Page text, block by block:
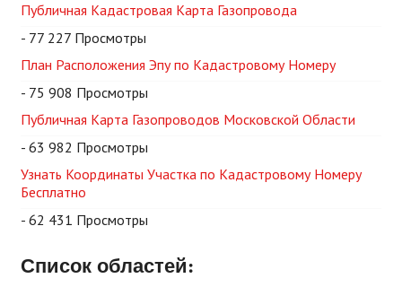
Публичная Кадастровая Карта Газопровода
- 77 227 Просмотры
План Расположения Эпу по Кадастровому Номеру
- 75 908 Просмотры
Публичная Карта Газопроводов Московской Области
- 63 982 Просмотры
Узнать Координаты Участка по Кадастровому Номеру
Бесплатно
- 62 431 Просмотры
Список областей: